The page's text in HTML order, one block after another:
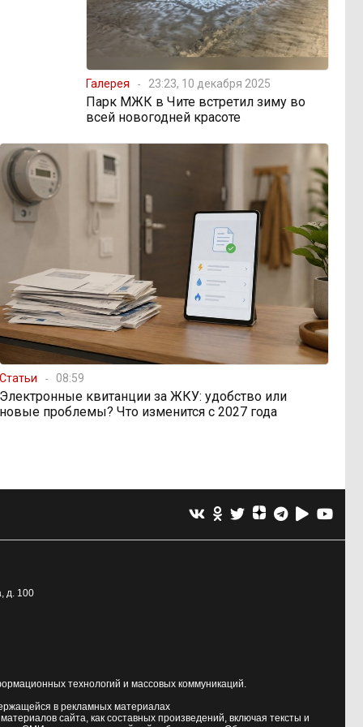
Галерея 23:23, 10 декабря 2025
Парк МЖК в Чите встретил зиму во
всей новогодней красоте
Статьи 08:59
Электронные квитанции за ЖКУ: удобство или
новые проблемы? Что изменится с 2027 года
д. 100
технологий и массовых коммуникаций.
в рекламных материалах
сайта, как составных произведений, включая тексты и